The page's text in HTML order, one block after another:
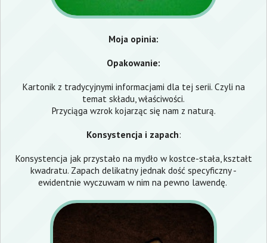
Moja opinia:
Opakowanie:
Kartonik z tradycyjnymi informacjami dla tej serii. Czyli na
temat składu, właściwości.
Przyciąga wzrok kojarząc się nam z naturą.
Konsystencja i zapach:
Konsystencja jak przystało na mydło w kostce-stała, kształt
kwadratu. Zapach delikatny jednak dość specyficzny -
ewidentnie wyczuwam w nim na pewno lawendę.